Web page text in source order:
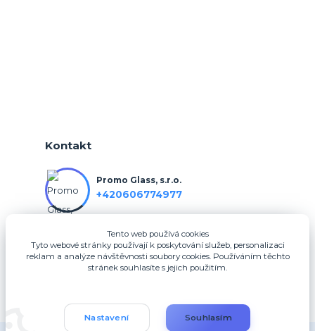
Kontakt
Promo Glass, s.r.o.
+420606774977
info@3dfotodarky.cz
Tento web používá cookies
Tyto webové stránky používají k poskytování služeb, personalizaci
reklam a analýze návštěvnosti soubory cookies. Používáním těchto
stránek souhlasíte s jejich použitím.
Nastavení Souhlasím